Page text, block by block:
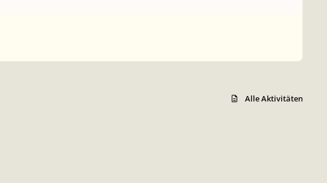
Alle Aktivitäten